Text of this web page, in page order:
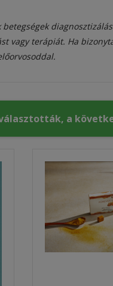
vagy terápiát. Ha
a